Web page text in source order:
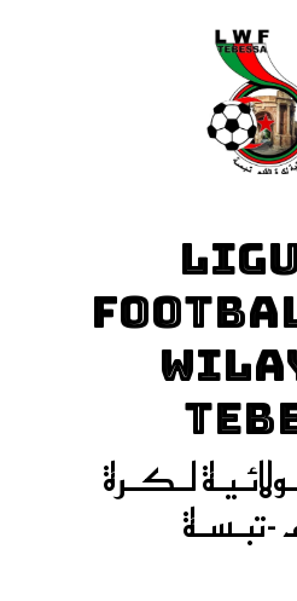
لـكـرة
-تبـسـة